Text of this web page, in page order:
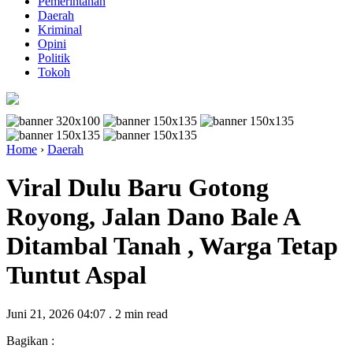
Daerah
Kriminal
Opini
Politik
Tokoh
Home › Daerah
Viral Dulu Baru Gotong
Royong, Jalan Dano Bale A
Ditambal Tanah , Warga Tetap
Tuntut Aspal
Juni 21, 2026 04:07 . 2 min read
Bagikan :